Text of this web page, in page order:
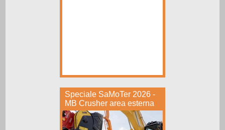
Speciale SaMoTer 2026 -
MB Crusher area esterna